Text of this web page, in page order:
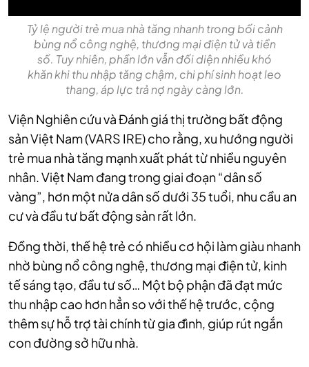
Tỷ lệ người trẻ mua nhà tăng nhanh trong bối cảnh
bùng nổ công nghệ, thương mại điện tử và tiền
số. Tuy nhiên, phần lớn vẫn đối diện nhiều khó
khăn khi thu nhập tăng chậm, chi phí sinh hoạt leo
thang, áp lực trả nợ ngày càng lớn.
Viện Nghiên cứu và Đánh giá thị trường bất động
sản Việt Nam (VARS IRE) cho rằng, xu hướng người
trẻ mua nhà tăng mạnh xuất phát từ nhiều nguyên
nhân. Việt Nam đang trong giai đoạn “dân số
vàng”, hơn một nửa dân số dưới 35 tuổi, nhu cầu an
cư và đầu tư bất động sản rất lớn.
Đồng thời, thế hệ trẻ có nhiều cơ hội làm giàu nhanh
nhờ bùng nổ công nghệ, thương mại điện tử, kinh
tế sáng tạo, đầu tư số… Một bộ phận đã đạt mức
thu nhập cao hơn hẳn so với thế hệ trước, cộng
thêm sự hỗ trợ tài chính từ gia đình, giúp rút ngắn
con đường sở hữu nhà.